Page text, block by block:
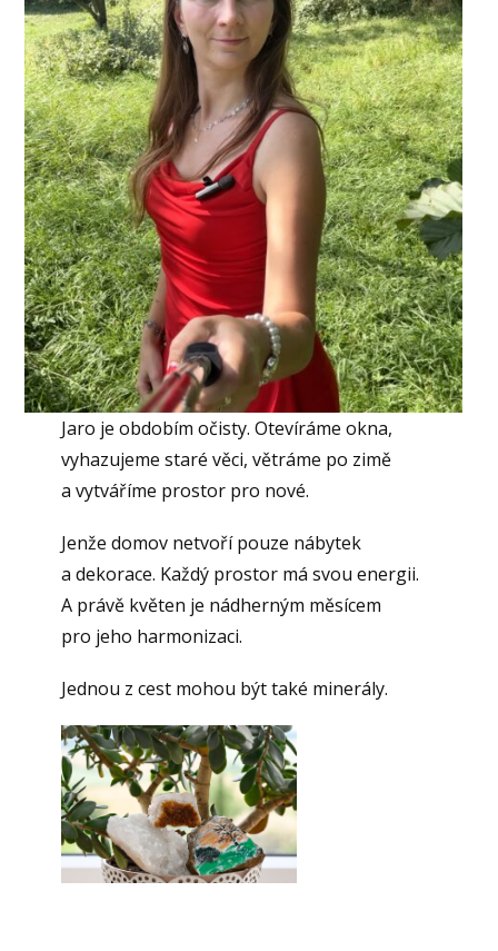
Jaro je obdobím očisty. Otevíráme okna,
vyhazujeme staré věci, větráme po zimě
a vytváříme prostor pro nové.
Jenže domov netvoří pouze nábytek
a dekorace. Každý prostor má svou energii.
A právě květen je nádherným měsícem
pro jeho harmonizaci.
Jednou z cest mohou být také minerály.